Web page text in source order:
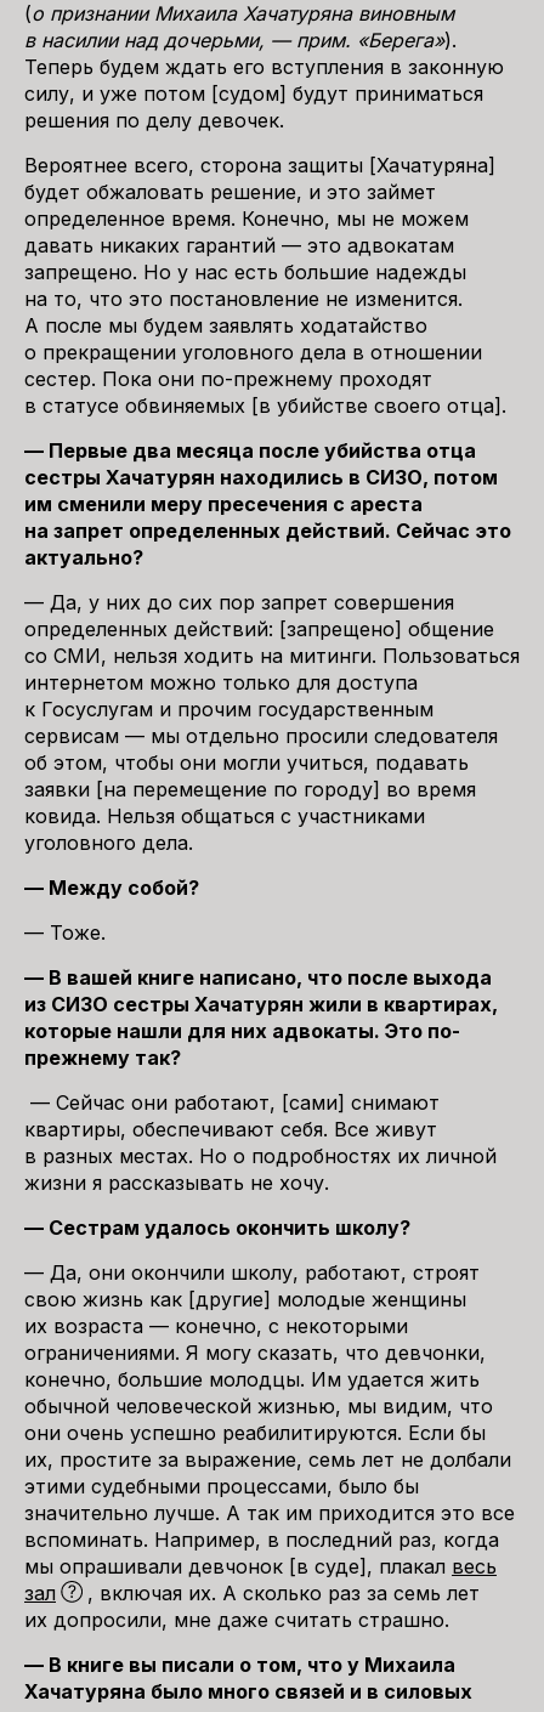
(о признании Михаила Хачатуряна виновным
в насилии над дочерьми, — прим. «Берега»).
Теперь будем ждать его вступления в законную
силу, и уже потом [судом] будут приниматься
решения по делу девочек.
Вероятнее всего, сторона защиты [Хачатуряна]
будет обжаловать решение, и это займет
определенное время. Конечно, мы не можем
давать никаких гарантий — это адвокатам
запрещено. Но у нас есть большие надежды
на то, что это постановление не изменится.
А после мы будем заявлять ходатайство
о прекращении уголовного дела в отношении
сестер. Пока они по-прежнему проходят
в статусе обвиняемых [в убийстве своего отца].
— Первые два месяца после убийства отца
сестры Хачатурян находились в СИЗО, потом
им сменили меру пресечения с ареста
на запрет определенных действий. Сейчас это
актуально?
— Да, у них до сих пор запрет совершения
определенных действий: [запрещено] общение
со СМИ, нельзя ходить на митинги. Пользоваться
интернетом можно только для доступа
к Госуслугам и прочим государственным
сервисам — мы отдельно просили следователя
об этом, чтобы они могли учиться, подавать
заявки [на перемещение по городу] во время
ковида. Нельзя общаться с участниками
уголовного дела.
— Между собой?
— Тоже.
— В вашей книге написано, что после выхода
из СИЗО сестры Хачатурян жили в квартирах,
которые нашли для них адвокаты. Это по-
прежнему так?
— Сейчас они работают, [сами] снимают
квартиры, обеспечивают себя. Все живут
в разных местах. Но о подробностях их личной
жизни я рассказывать не хочу.
— Сестрам удалось окончить школу?
— Да, они окончили школу, работают, строят
свою жизнь как [другие] молодые женщины
их возраста — конечно, с некоторыми
ограничениями. Я могу сказать, что девчонки,
конечно, большие молодцы. Им удается жить
обычной человеческой жизнью, мы видим, что
они очень успешно реабилитируются. Если бы
их, простите за выражение, семь лет не долбали
этими судебными процессами, было бы
значительно лучше. А так им приходится это все
вспоминать. Например, в последний раз, когда
мы опрашивали девчонок [в суде], плакал весь
зал
, включая их. А сколько раз за семь лет
их допросили, мне даже считать страшно.
— В книге вы писали о том, что у Михаила
Хачатуряна было много связей и в силовых